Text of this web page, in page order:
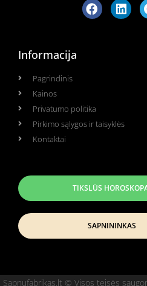
Informacija
Pagrindinis
Kainos
Privatumo politika
Pirkimo sąlygos ir taisyklės
Kontaktai
TIKSLŪS
SAPNININKAS
Sapnufabrikas.lt © Visos teisės